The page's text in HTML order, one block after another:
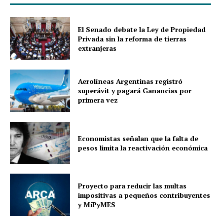
El Senado debate la Ley de Propiedad
Privada sin la reforma de tierras
extranjeras
Aerolíneas Argentinas registró
superávit y pagará Ganancias por
primera vez
Economistas señalan que la falta de
pesos limita la reactivación económica
Proyecto para reducir las multas
impositivas a pequeños contribuyentes
y MiPyMES